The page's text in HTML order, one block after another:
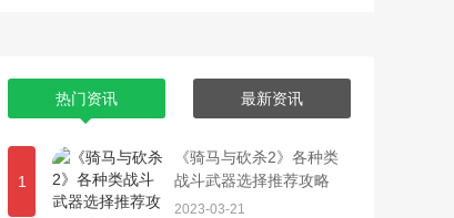
热门资讯 最新资讯
1
《骑马与砍杀2》各种类
战斗武器选择推荐攻略
（骑砍2 1.7版本锻造最
2023-03-21